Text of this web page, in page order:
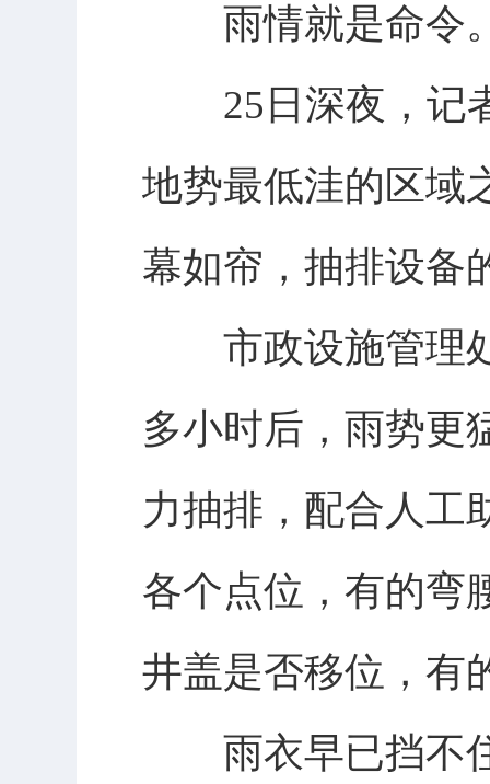
雨情就是命令
25日深夜，记者
地势最低洼的区域
幕如帘，抽排设备
市政设施管理处
多小时后，雨势更
力抽排，配合人工
各个点位，有的弯
井盖是否移位，有
雨衣早已挡不住